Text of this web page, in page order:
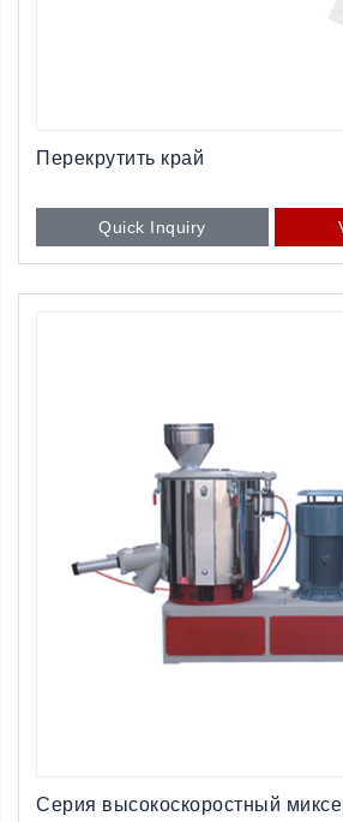
Перекрутить край
Quick Inquiry
Серия высокоскоростный